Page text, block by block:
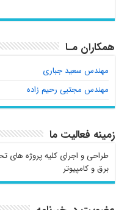
همکاران مـا
مهندس سعید جباری
مهندس مجتبی رحیم زاده
زمینه فعالیت ما
طراحی و اجرای کلیه پروژه های
برق و کامپیوتر